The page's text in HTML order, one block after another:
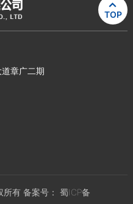

TOP
章广二期
有 备案号： 蜀ICP备